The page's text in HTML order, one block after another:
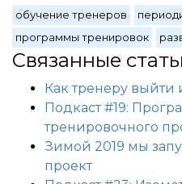
обучение тренеров
программы тренировок
Связанные
Как тренеру выйти
Подкаст #19:
тренировочного
Зимой 2019 мы
проект